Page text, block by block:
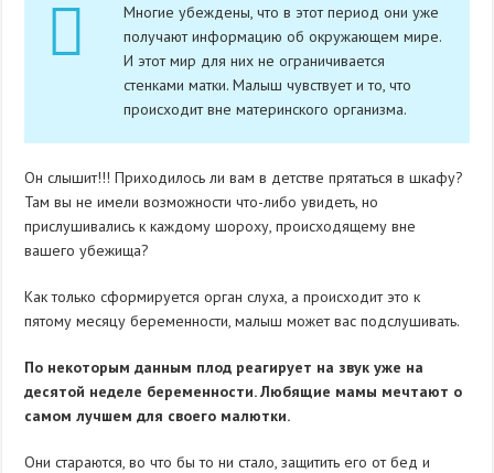
Многие убеждены, что в этот период они уже
получают информацию об окружающем мире.
И этот мир для них не ограничивается
стенками матки. Малыш чувствует и то, что
происходит вне материнского организма.
Он слышит!!! Приходилось ли вам в детстве прятаться в шкафу?
Там вы не имели возможности что-либо увидеть, но
прислушивались к каждому шороху, происходящему вне
вашего убежища?
Как только сформируется орган слуха, а происходит это к
пятому месяцу беременности, малыш может вас подслушивать.
По некоторым данным плод реагирует на звук уже на
десятой неделе беременности. Любящие мамы мечтают о
самом лучшем для своего малютки.
Они стараются, во что бы то ни стало, защитить его от бед и